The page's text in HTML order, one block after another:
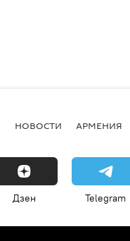
НОВОСТИ АРМЕНИЯ
Дзен Telegram